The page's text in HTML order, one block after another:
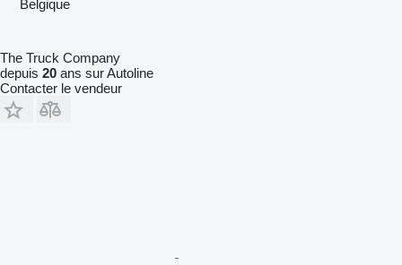
Belgique
The Truck Company
depuis 20 ans sur Autoline
Contacter le vendeur